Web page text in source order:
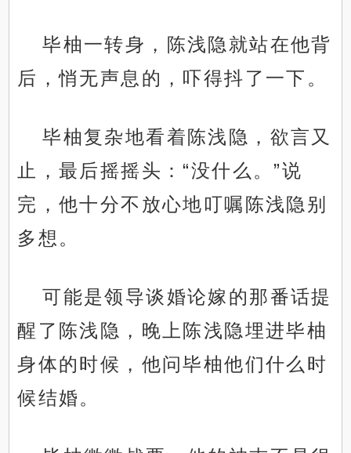
毕柚一转身，陈浅隐就站在他背
后，悄无声息的，吓得抖了一下。
毕柚复杂地看着陈浅隐，欲言又
止，最后摇摇头：“没什么。”说
完，他十分不放心地叮嘱陈浅隐别
多想。
可能是领导谈婚论嫁的那番话提
醒了陈浅隐，晚上陈浅隐埋进毕柚
身体的时候，他问毕柚他们什么时
候结婚。